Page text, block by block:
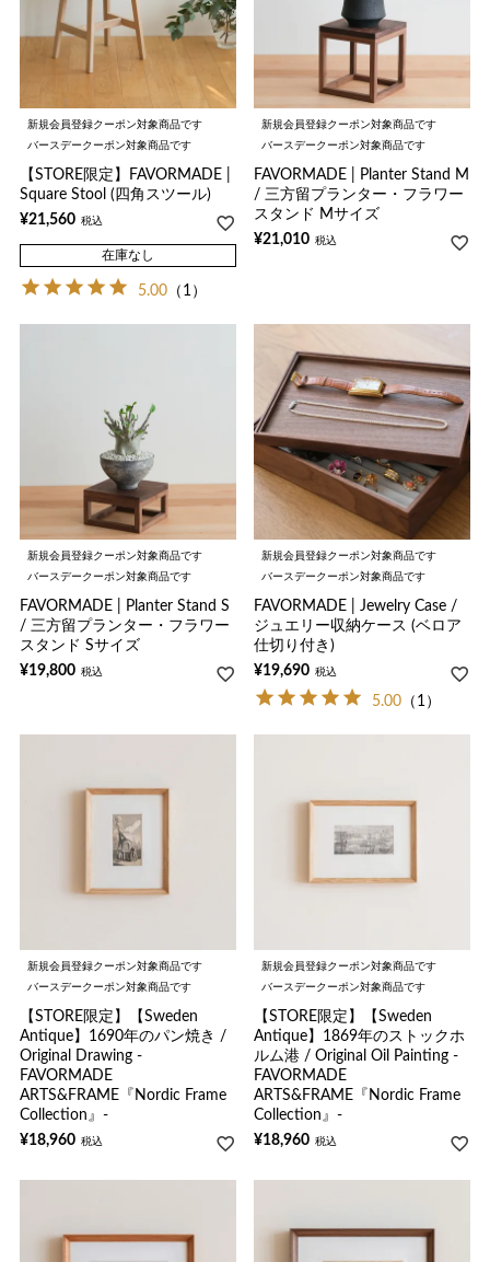
新規会員登録クーポン対象商品です
バースデークーポン対象商品です
【STORE限定】FAVORMADE |
Square Stool (四角スツール)
¥21,560 税込
在庫なし
5.00 （1）
新規会員登録クーポン対象商品です
バースデークーポン対象商品です
FAVORMADE | Planter Stand M
/ 三方留プランター・フラワー
スタンド Mサイズ
¥21,010 税込
新規会員登録クーポン対象商品です
バースデークーポン対象商品です
FAVORMADE | Planter Stand S
/ 三方留プランター・フラワー
スタンド Sサイズ
¥19,800 税込
新規会員登録クーポン対象商品です
バースデークーポン対象商品です
FAVORMADE | Jewelry Case /
ジュエリー収納ケース (ベロア
仕切り付き)
¥19,690 税込
5.00 （1）
新規会員登録クーポン対象商品です
バースデークーポン対象商品です
【STORE限定】【Sweden
Antique】1690年のパン焼き /
Original Drawing -
FAVORMADE
ARTS&FRAME『Nordic Frame
Collection』-
¥18,960 税込
新規会員登録クーポン対象商品です
バースデークーポン対象商品です
【STORE限定】【Sweden
Antique】1869年のストックホ
ルム港 / Original Oil Painting -
FAVORMADE
ARTS&FRAME『Nordic Frame
Collection』-
¥18,960 税込